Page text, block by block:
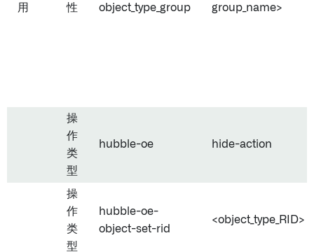
用 性 object_type_group group_name>
操
作
类
型
hubble-oe hide-action
操
作
类
型
hubble-oe-
object-set-rid
<object_type_RID>